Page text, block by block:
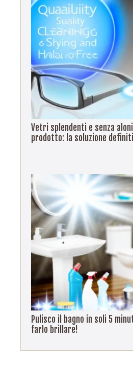
Vetri splendenti e senza
prodotto: la soluzione
Pulisco il bagno in soli 5
farlo brillare!